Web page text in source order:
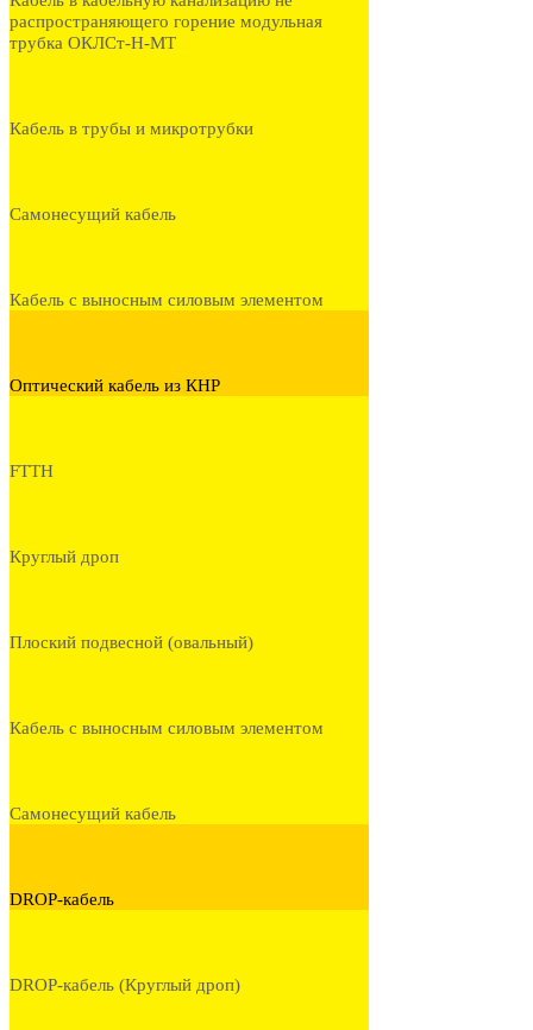
распространяющего горение модульная
трубка ОКЛСт-Н-МТ
Кабель в трубы и микротрубки
Самонесущий кабель
Кабель с выносным силовым элементом
Оптический кабель из КНР
FTTH
Круглый дроп
Плоский подвесной (овальный)
Кабель с выносным силовым элементом
Самонесущий кабель
DROP-кабель
DROP-кабель (Круглый дроп)